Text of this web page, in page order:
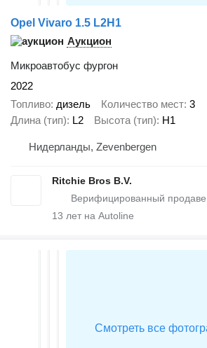
Opel Vivaro 1.5 L2H1
Аукцион
Микроавтобус фургон
2022
Топливо дизель Количество мест 3
Длина (тип) L2 Высота (тип) H1
Нидерланды, Zevenbergen
Ritchie Bros B.V.
13 лет на Autoline